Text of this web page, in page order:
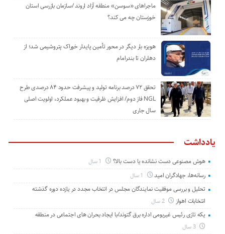
ماجراهای «سوسن» منطقه آزاد اروند /سازمان بازرسی استان
خوزستان چه می کند؟
هویزه بار دیگر در محور تأمین پایدار خوراک پتروشیمی شد؛ از
دهلران تا بندرامام
تحقق ۷۲ درصد برنامه تولید و پیشرفت حدود ۸۴ درصدی طرح
NGL فاز دوم/ افزایش ظرفیت و بهبود عملکرد، اولویت اصلی
سال جاری
یادداشت
هوش مصنوعی دست نشانده یا دست بالا؟
رسانه‌ها، جهادگران امید
تحلیل و بررسی موفقیت نمایندگان مجلس در انتخاب مجدد در یازده دوره گذشته
انتخابات اهواز
2 سال
یکه تازی رئیس غیربومی اداره برق گتوند/با ایجاد بحران های اجتماعی در منطقه
3 سال